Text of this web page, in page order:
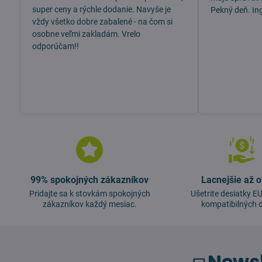
super ceny a rýchle dodanie. Navyše je
vždy všetko dobre zabalené - na čom si
osobne veľmi zakladám. Vrelo
odporúčam!!
Pekný deň.
99% spokojných zákazníkov
Pridajte sa k stovkám spokojných
zákazníkov každý mesiac.
Lacnejšie až
Ušetrite desiatky
kompatibilných